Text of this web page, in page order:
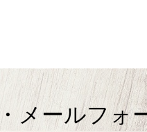
メールフォ